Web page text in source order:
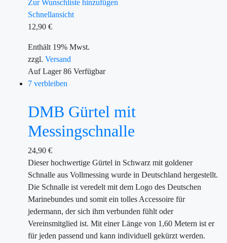
Zur Wunschliste hinzufügen
Schnellansicht
12,90 €
Enthält 19% Mwst.
zzgl. Versand
Auf Lager86 Verfügbar
7 verbleiben
DMB Gürtel mit
Messingschnalle
24,90 €
Dieser hochwertige Gürtel in Schwarz mit goldener
Schnalle aus Vollmessing wurde in Deutschland hergestellt.
Die Schnalle ist veredelt mit dem Logo des Deutschen
Marinebundes und somit ein tolles Accessoire für
jedermann, der sich ihm verbunden fühlt oder
Vereinsmitglied ist. Mit einer Länge von 1,60 Metern ist er
für jeden passend und kann individuell gekürzt werden.